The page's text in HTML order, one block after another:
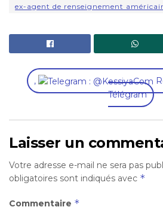
ex-agent de renseignement
,
Télégram
Laisser un
Votre adresse e-mail ne sera pas
obligatoires sont indiqués avec *
Commentaire *